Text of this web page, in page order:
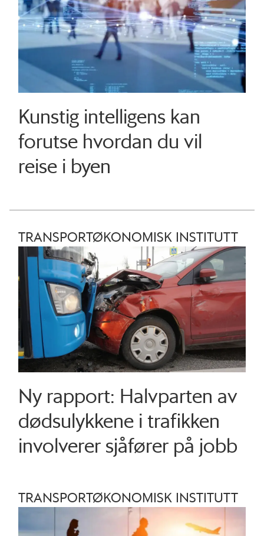
Kunstig intelligens kan
forutse hvordan du vil
reise i byen
TRANSPORTØKONOMISK INSTITUTT
Ny rapport: Halvparten av
dødsulykkene i trafikken
involverer sjåfører på jobb
TRANSPORTØKONOMISK INSTITUTT